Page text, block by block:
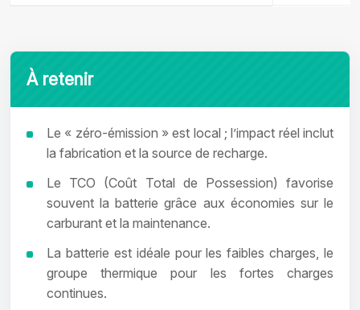
À retenir
Le « zéro-émission » est local ; l’impact réel inclut
la fabrication et la source de recharge.
Le TCO (Coût Total de Possession) favorise
souvent la batterie grâce aux économies sur le
carburant et la maintenance.
La batterie est idéale pour les faibles charges, le
groupe thermique pour les fortes charges
continues.